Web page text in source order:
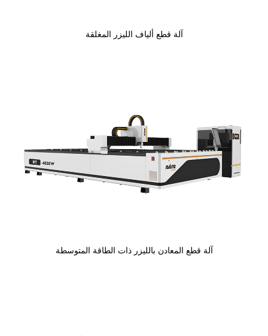
آلة قطع ألياف الليزر المغلقة
آلة قطع المعادن بالليزر ذات الطاقة المتوسطة